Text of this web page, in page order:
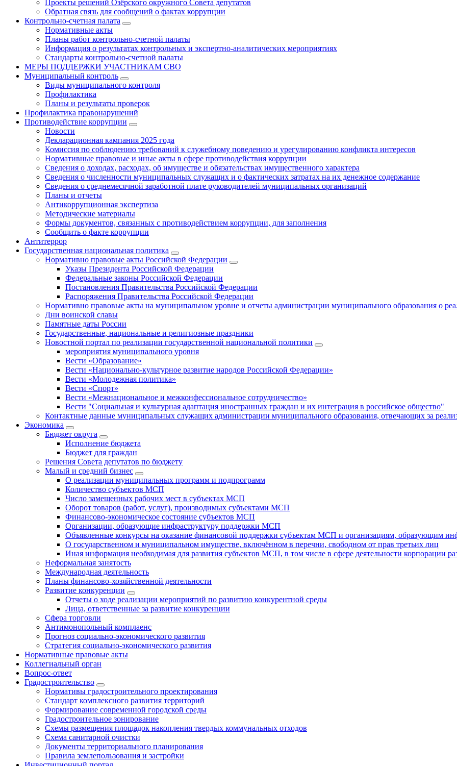
Проекты решений Озёрского окружного Совета депутатов
Обратная связь для сообщений о фактах коррупции
Контрольно-счетная палата
Нормативные акты
Планы работ контрольно-счетной палаты
Информация о результатах контрольных и экспертно-аналитических мероприятиях
Стандарты контрольно-счетной палаты
МЕРЫ ПОДДЕРЖКИ УЧАСТНИКАМ СВО
Муниципальный контроль
Виды муниципального контроля
Профилактика
Планы и результаты проверок
Профилактика правонарушений
Противодействие коррупции
Новости
Декларационная кампания 2025 года
Комиссия по соблюдению требований к служебному поведению и урегулированию конфликта интересов
Нормативные правовые и иные акты в сфере противодействия коррупции
Сведения о доходах, расходах, об имуществе и обязательствах имущественного характера
Сведения о численности муниципальных служащих и о фактических затратах на их денежное содержание
Сведения о среднемесячной заработной плате руководителей муниципальных организаций
Планы и отчеты
Антикоррупционная экспертиза
Методические материалы
Формы документов, связанных с противодействием коррупции, для заполнения
Сообщить о факте коррупции
Антитеррор
Государственная национальная политика
Нормативно правовые акты Российской Федерации
Указы Президента Российской Федерации
Федеральные законы Российской Федерации
Постановления Правительства Российской Федерации
Распоряжения Правительства Российской Федерации
Нормативно правовые акты на муниципальном уровне и отчеты администрации муниципального образования о
Дни воинской славы
Памятные даты России
Государственные, национальные и религиозные праздники
Новостной портал по реализации государственной национальной политики
мероприятия муниципального уровня
Вести «Образование»
Вести «Национально-культурное развитие народов Российской Федерации»
Вести «Молодежная политика»
Вести «Спорт»
Вести «Межнациональное и межконфессиональное сотрудничество»
Вести "Социальная и культурная адаптация иностранных граждан и их интеграция в российское общество"
Контактные данные муниципальных служащих администрации муниципального образования, отвечающих за
Экономика
Бюджет округa
Исполнение бюджета
Бюджет для граждан
Решения Совета депутатов по бюджету
Малый и средний бизнес
О реализации муниципальных программ и подпрограмм
Количество субъектов МСП
Число замещенных рабочих мест в субъектах МСП
Оборот товаров (работ, услуг), производимых субъектами МСП
Финансово-экономическое состояние субъектов МСП
Организации, образующие инфраструктуру поддержки МСП
Объявленные конкурсы на оказание финансовой поддержки субъектам МСП и организациям, образующим
О государственном и муниципальном имуществе, включённом в перечни, свободном от прав третьих лиц
Иная информация необходимая для развития субъектов МСП, в том числе в сфере деятельности корпорации
Неформальная занятость
Международная деятельность
Планы финансово-хозяйственной деятельности
Развитие конкуренции
Отчеты о ходе реализации мероприятий по развитию конкурентной среды
Лица, ответственные за развитие конкуренции
Сфера торговли
Антимонопольный комплаенс
Прогноз социально-экономического развития
Стратегия социально-экономического развития
Нормативные правовые акты
Коллегиальный орган
Вопрос-ответ
Градостроительство
Нормативы градостроительного проектирования
Стандарт комплексного развития территорий
Формирование современной городской среды
Градостроительное зонирование
Схемы размещения площадок накопления твердых коммунальных отходов
Схема санитарной очистки
Документы территориального планирования
Правила землепользования и застройки